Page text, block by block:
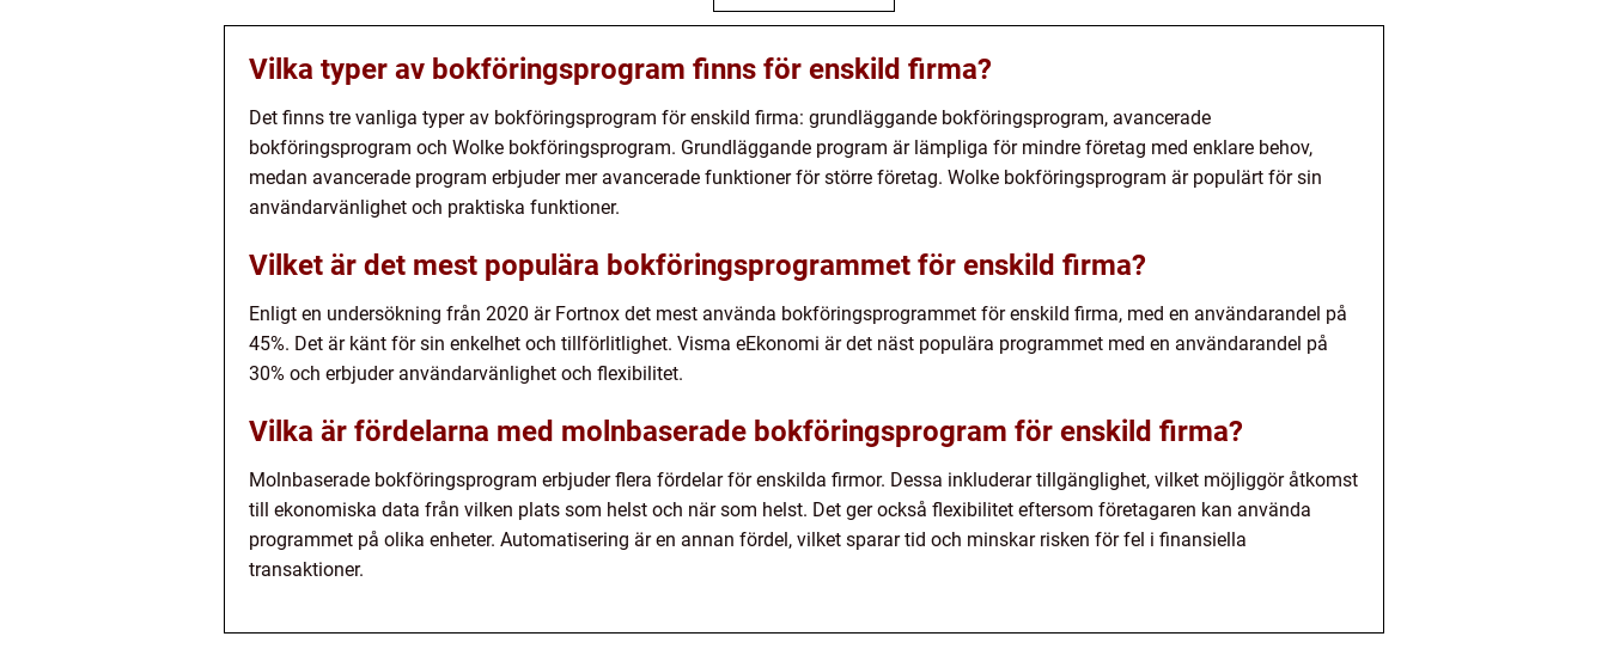
Vilka typer av bokföringsprogram finns för enskild firma?
Det finns tre vanliga typer av bokföringsprogram för enskild firma: grundläggande bokföringsprogram, avancerade
bokföringsprogram och Wolke bokföringsprogram. Grundläggande program är lämpliga för mindre företag med enklare behov,
medan avancerade program erbjuder mer avancerade funktioner för större företag. Wolke bokföringsprogram är populärt för sin
användarvänlighet och praktiska funktioner.
Vilket är det mest populära bokföringsprogrammet för enskild firma?
Enligt en undersökning från 2020 är Fortnox det mest använda bokföringsprogrammet för enskild firma, med en användarandel på
45%. Det är känt för sin enkelhet och tillförlitlighet. Visma eEkonomi är det näst populära programmet med en användarandel på
30% och erbjuder användarvänlighet och flexibilitet.
Vilka är fördelarna med molnbaserade bokföringsprogram för enskild firma?
Molnbaserade bokföringsprogram erbjuder flera fördelar för enskilda firmor. Dessa inkluderar tillgänglighet, vilket möjliggör åtkomst
till ekonomiska data från vilken plats som helst och när som helst. Det ger också flexibilitet eftersom företagaren kan använda
programmet på olika enheter. Automatisering är en annan fördel, vilket sparar tid och minskar risken för fel i finansiella
transaktioner.